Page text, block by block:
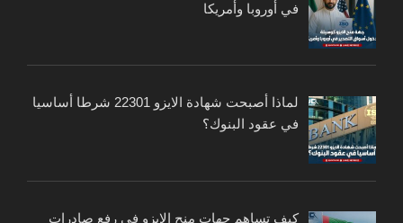
في أوروبا وأمريكا
لماذا أصبحت شهادة الايزو 22301 شرطا أساسيا
في عقود البنوك؟
كيف تساهم جهات منح الايزو في رفع صادرات